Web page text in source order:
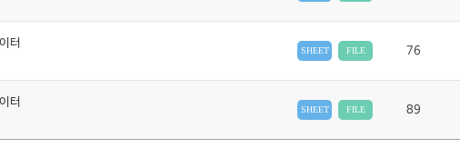
터
SHEET FILE 76
터
SHEET FILE 89